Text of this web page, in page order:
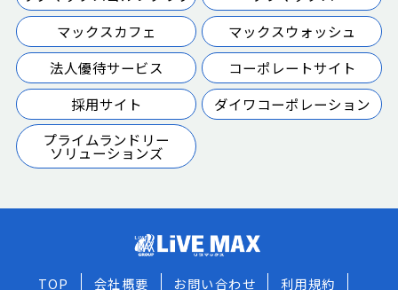
マックスカフェ
マックスウォッシュ
法人優待サービス
コーポレートサイト
採用サイト
ダイワコーポレーション
プライムランドリー
ソリューションズ
TOP 会社概要 お問い合わせ 利用規約